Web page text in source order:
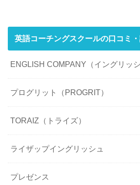
英語コーチングスクールの口コミ・
ENGLISH COMPANY（イングリッ
プログリット（PROGRIT）
TORAIZ（トライズ）
ライザップイングリッシュ
プレゼンス